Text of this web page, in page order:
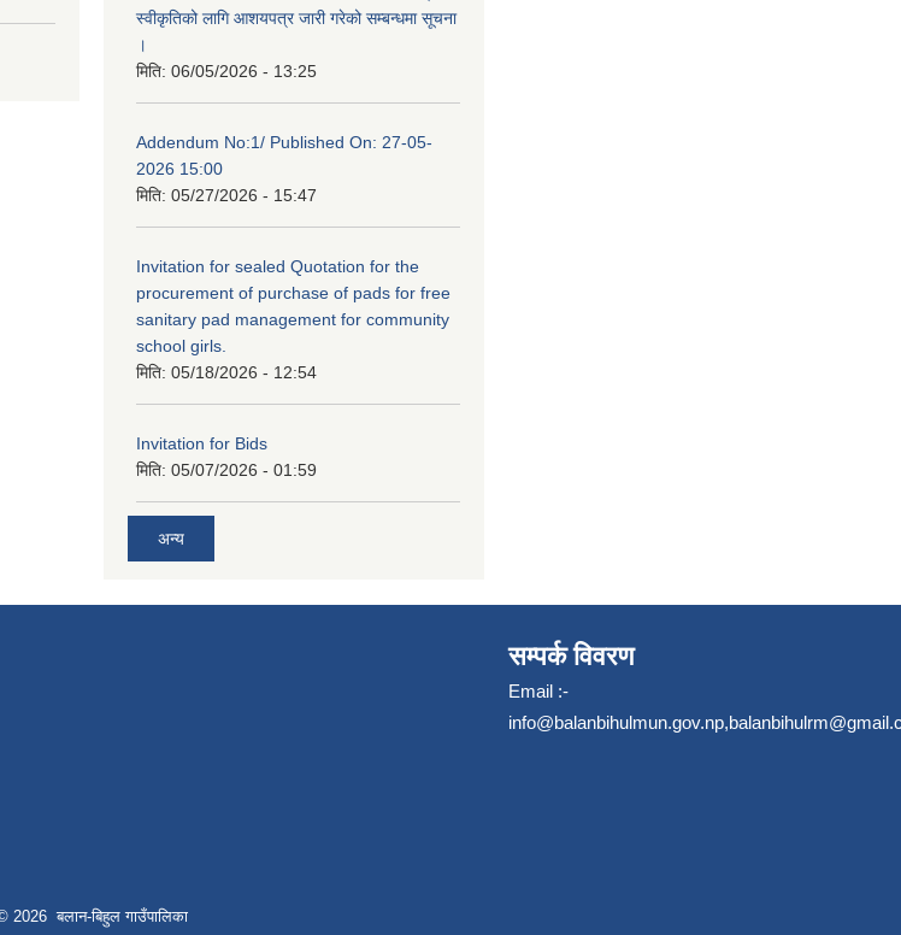
स्वीकृतिको लागि आशयपत्र जारी गरेको सम्बन्धमा सूचना
।
मिति: 06/05/2026 - 13:25
Addendum No:1/ Published On: 27-05-
2026 15:00
मिति: 05/27/2026 - 15:47
Invitation for sealed Quotation for the
procurement of purchase of pads for free
sanitary pad management for community
school girls.
मिति: 05/18/2026 - 12:54
Invitation for Bids
मिति: 05/07/2026 - 01:59
अन्य
सम्पर्क विवरण
Email :-
info@balanbihulmun.gov.np,
2026 बलान-बिहुल गाउँपालिका